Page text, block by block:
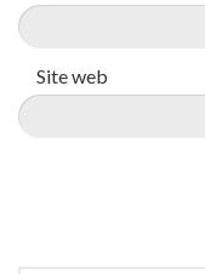
Site web